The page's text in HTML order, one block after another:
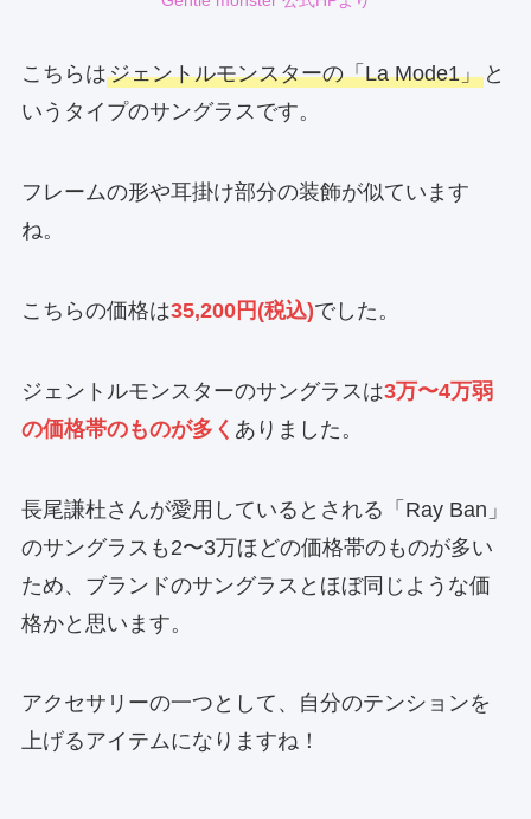
こちらはジェントルモンスターの「La Mode1」と
いうタイプのサングラスです。
フレームの形や耳掛け部分の装飾が似ています
ね。
こちらの価格は35,200円(税込)でした。
ジェントルモンスターのサングラスは3万〜4万弱
の価格帯のものが多く ありました。
長尾謙杜さんが愛用しているとされる「Ray Ban」
のサングラスも2〜3万ほどの価格帯のものが多い
ため、ブランドのサングラスとほぼ同じような価
格かと思います。
アクセサリーの一つとして、自分のテンションを
上げるアイテムになりますね！